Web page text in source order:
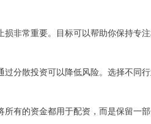
非常重要。目标可以帮助你保持专
分散投资可以降低风险。选择不同
有的资金都用于配资，而是保留一部